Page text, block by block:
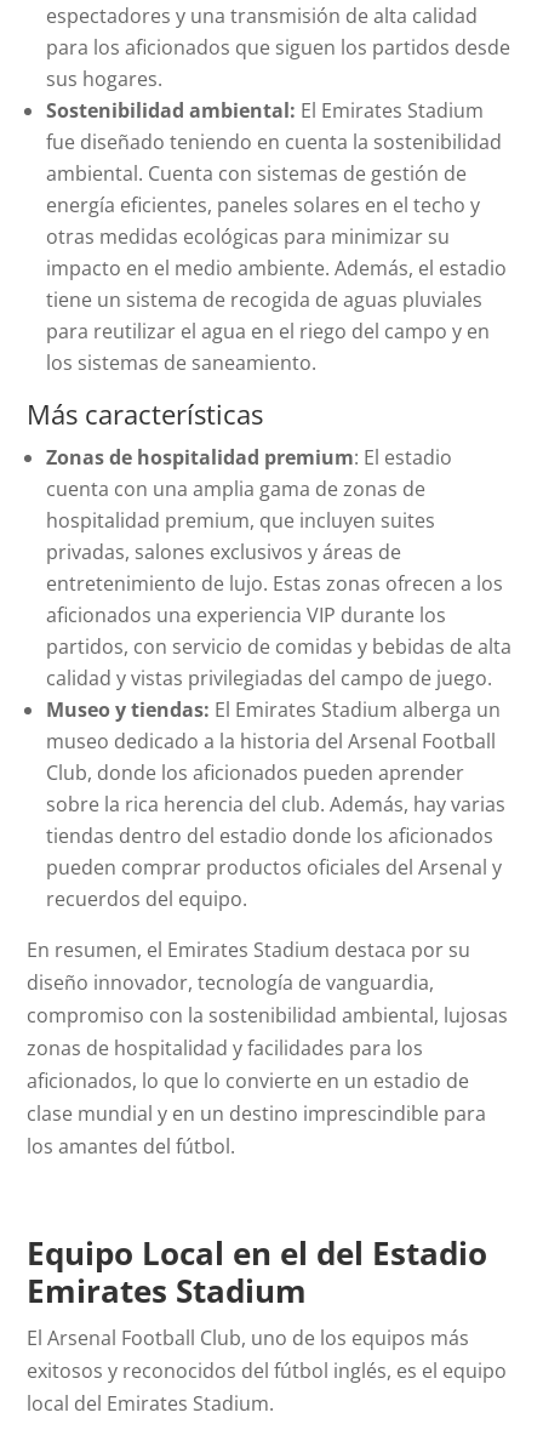
espectadores y una transmisión de alta calidad
para los aficionados que siguen los partidos desde
sus hogares.
Sostenibilidad ambiental: El Emirates Stadium
fue diseñado teniendo en cuenta la sostenibilidad
ambiental. Cuenta con sistemas de gestión de
energía eficientes, paneles solares en el techo y
otras medidas ecológicas para minimizar su
impacto en el medio ambiente. Además, el estadio
tiene un sistema de recogida de aguas pluviales
para reutilizar el agua en el riego del campo y en
los sistemas de saneamiento.
Más características
Zonas de hospitalidad premium: El estadio
cuenta con una amplia gama de zonas de
hospitalidad premium, que incluyen suites
privadas, salones exclusivos y áreas de
entretenimiento de lujo. Estas zonas ofrecen a los
aficionados una experiencia VIP durante los
partidos, con servicio de comidas y bebidas de alta
calidad y vistas privilegiadas del campo de juego.
Museo y tiendas: El Emirates Stadium alberga un
museo dedicado a la historia del Arsenal Football
Club, donde los aficionados pueden aprender
sobre la rica herencia del club. Además, hay varias
tiendas dentro del estadio donde los aficionados
pueden comprar productos oficiales del Arsenal y
recuerdos del equipo.
En resumen, el Emirates Stadium destaca por su
diseño innovador, tecnología de vanguardia,
compromiso con la sostenibilidad ambiental, lujosas
zonas de hospitalidad y facilidades para los
aficionados, lo que lo convierte en un estadio de
clase mundial y en un destino imprescindible para
los amantes del fútbol.
Equipo Local en el del Estadio
Emirates Stadium
El Arsenal Football Club, uno de los equipos más
exitosos y reconocidos del fútbol inglés, es el equipo
local del Emirates Stadium.